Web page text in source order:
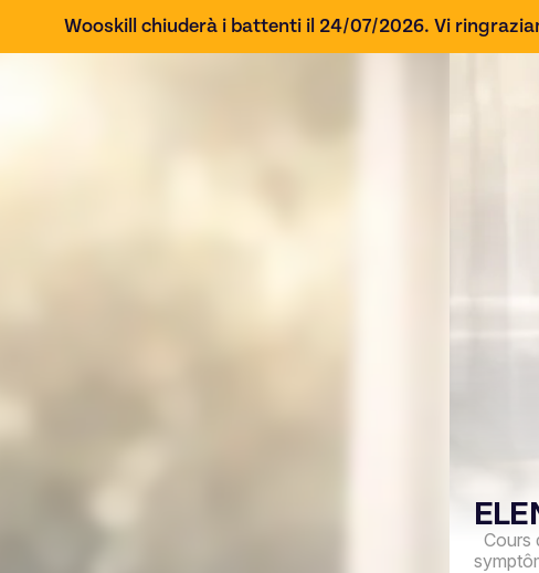
Wooskill chiuderà i battenti il 24/07/2026. Vi
Cours